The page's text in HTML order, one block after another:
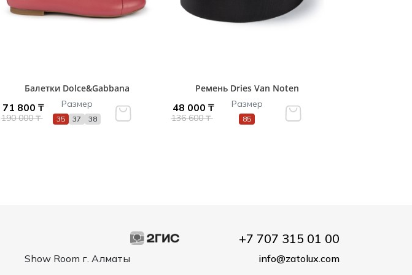
Балетки Dolce&Gabbana
71 800 ₸
190 000 ₸
Размер
35 37 38
Ремень Dries Van Noten
48 000 ₸
136 600 ₸
Размер
85
Show Room г. Алматы
+7 707 315 01 00
info@zatolux.com